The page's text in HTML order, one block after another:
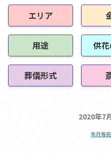
エリア
用途 供
葬儀形式
2020年7
年月毎